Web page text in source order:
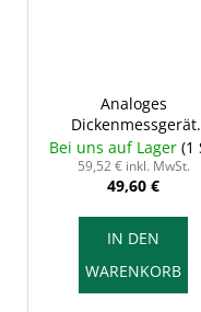
Analoges
Dickenmessgerät
10/0,05 mm,
2862-101
Bei uns auf Lager (1
59,52 € inkl. MwSt.
49,60 €
IN DEN
WARENKORB